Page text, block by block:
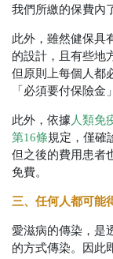
我們所繳的保費內
此外，雖然健保具
的設計，且有些地
但原則上每個人都
「必須要付保險金
此外，依據人類免
第16條規定，僅確
但之後的費用患者
免費。
三、任何人都可能
愛滋病的傳染，是
的方式傳染。因此